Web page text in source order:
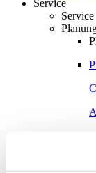
Service
Service